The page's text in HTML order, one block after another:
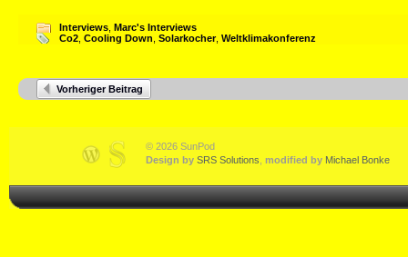
Interviews Marc's Interviews
Co2 Cooling Down Solarkocher, Weltklimakonferenz
Vorheriger Beitrag
© 2026 SunPod
Design by SRS Solutions modified by Michael Bonke